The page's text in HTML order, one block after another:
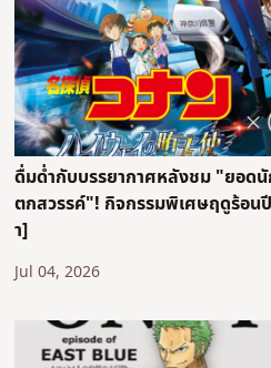
ดื่มด่ำกับบรรยากาศหลังชม "ยอด
ตกสวรรค์"! กิจกรรมพิเศษฤดูร้อน
า]
Jul 04, 2026